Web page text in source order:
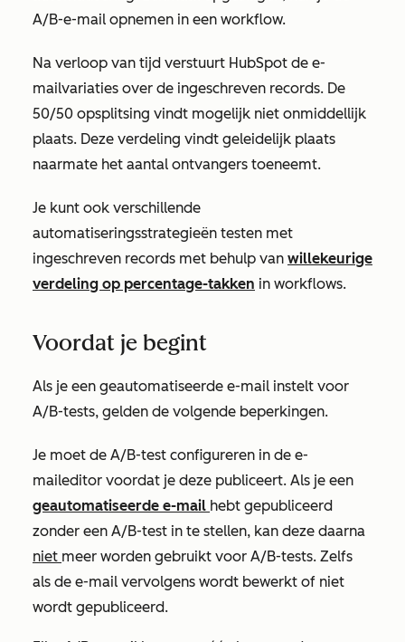
A/B-e-mail opnemen in een workflow.
Na verloop van tijd verstuurt HubSpot de e-
mailvariaties over de ingeschreven records. De
50/50 opsplitsing vindt mogelijk niet onmiddellijk
plaats. Deze verdeling vindt geleidelijk plaats
naarmate het aantal ontvangers toeneemt.
Je kunt ook verschillende
automatiseringsstrategieën testen met
ingeschreven records met behulp van willekeurige
verdeling op percentage-takken in workflows.
Voordat je begint
Als je een geautomatiseerde e-mail instelt voor
A/B-tests, gelden de volgende beperkingen.
Je moet de A/B-test configureren in de e-
maileditor voordat je deze publiceert. Als je een
geautomatiseerde e-mail hebt gepubliceerd
zonder een A/B-test in te stellen, kan deze daarna
niet meer worden gebruikt voor A/B-tests. Zelfs
als de e-mail vervolgens wordt bewerkt of niet
wordt gepubliceerd.